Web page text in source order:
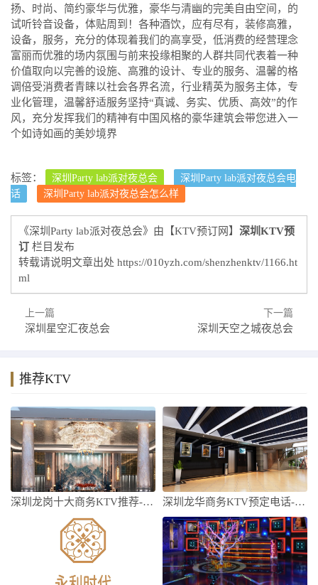
扬、时尚、简约豪华与优雅，豪华与清幽的完美自由空间，的
试听铃音设备，体贴周到！各种酒饮，应有尽有，装修高雅，
设备，服务，充分的体现着我们的高享受，低消费的经营理念
富丽而优雅的场内氛围与前来投缘相聚的人群共同代表着一种
价值取向以完善的设施、高雅的设计、专业的服务、温馨的格
调倍受消费者青睐以社会各界名流，行业精英为服务主体，专
业化管理，温馨舒适服务坚持“真诚、务实、优质、高效”的作
风，充分发挥我们的精神有中国风格的豪华建筑会带您进入一
个如诗如画的美妙境界
标签： 深圳Party lab派对夜总会
深圳Party lab派对夜总会电
话
深圳Party lab派对夜总会怎么样
《深圳Party lab派对夜总会》由【KTV预订网】 深圳KTV预
订 栏目发布
转载请说明文章出处 https://010yzh.com/shenzhenktv/1166.ht
ml
上一篇
深圳星空汇夜总会
下一篇
深圳天空之城夜总会
推荐KTV
深圳龙岗十大商务KTV推荐-深圳龙岗商务 深圳龙华商务KTV预定电话-深圳龙华高端